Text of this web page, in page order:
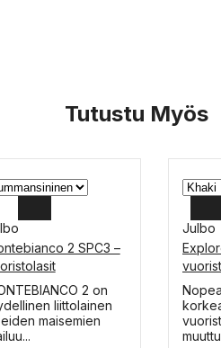
Tutustu Myös
2 SPC3 –
2 on
liittolainen
maisemien
Julbo
Tällä
on